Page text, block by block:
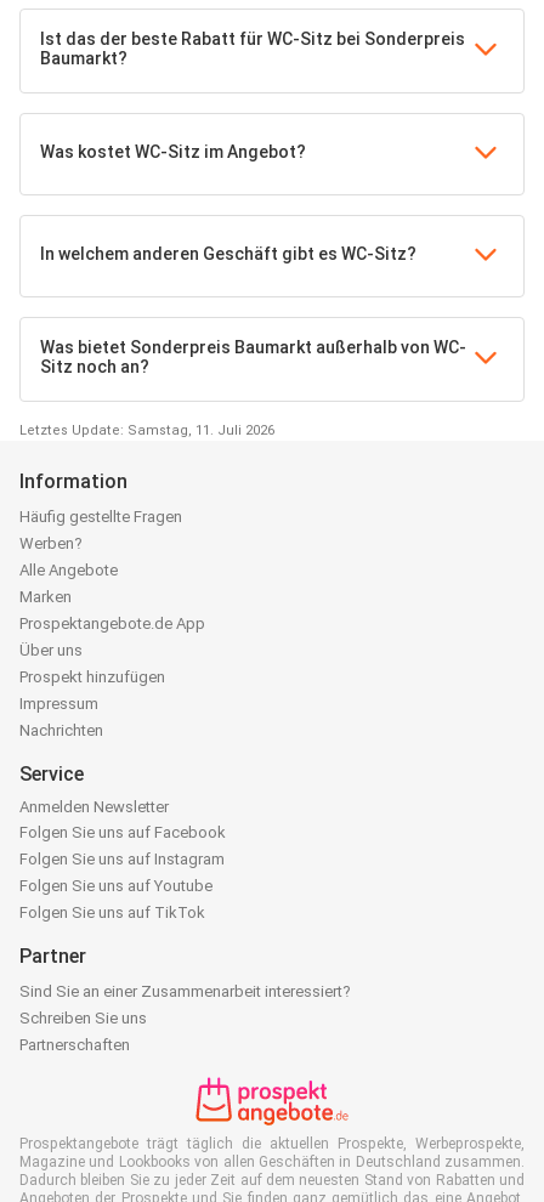
Ist das der beste Rabatt für WC-Sitz bei Sonderpreis
Baumarkt?
Was kostet WC-Sitz im Angebot?
In welchem anderen Geschäft gibt es WC-Sitz?
Was bietet Sonderpreis Baumarkt außerhalb von WC-
Sitz noch an?
Letztes Update: Samstag, 11. Juli 2026
Information
Häufig gestellte Fragen
Werben?
Alle Angebote
Marken
Prospektangebote.de App
Über uns
Prospekt hinzufügen
Impressum
Nachrichten
Service
Anmelden Newsletter
Folgen Sie uns auf Facebook
Folgen Sie uns auf Instagram
Folgen Sie uns auf Youtube
Folgen Sie uns auf TikTok
Partner
Sind Sie an einer Zusammenarbeit interessiert?
Schreiben Sie uns
Partnerschaften
Prospektangebote trägt täglich die aktuellen Prospekte, Werbeprospekte,
Magazine und Lookbooks von allen Geschäften in Deutschland zusammen.
Dadurch bleiben Sie zu jeder Zeit auf dem neuesten Stand von Rabatten und
Angeboten der Prospekte und Sie finden ganz gemütlich das eine Angebot,